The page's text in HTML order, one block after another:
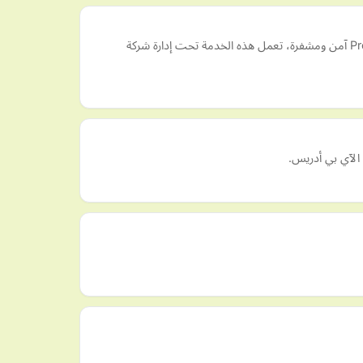
خدمة ProtonVPN من افضل وأقوى خدمات ال VPN في العالم لما لها من سمعى حسنة في حماية خصوصية المستخدم، تطبيق ProtonVPN آمن ومشفرة، تعمل هذه الخدمة تحت إدارة شركة